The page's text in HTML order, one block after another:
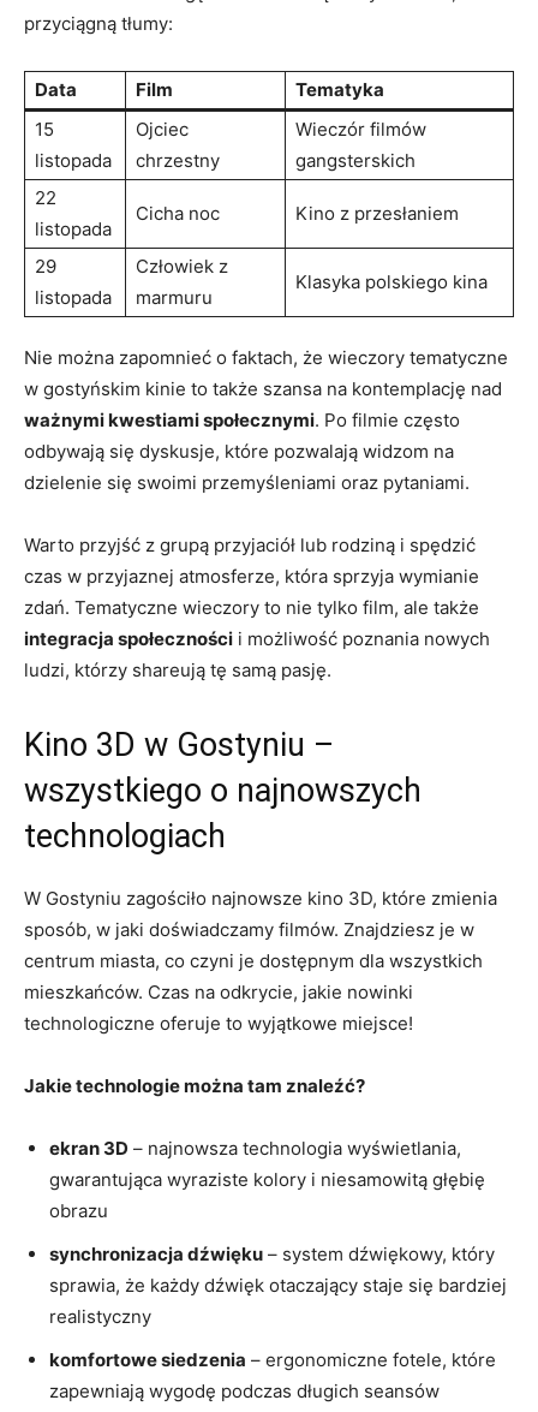
przyciągną tłumy:
Data Film
Tematyka
15
listopada
Ojciec
chrzestny
Wieczór filmów
gangsterskich
22
listopada
Cicha noc Kino z przesłaniem
29
listopada
Człowiek z
marmuru
Klasyka polskiego kina
Nie można zapomnieć o faktach, że wieczory tematyczne
w gostyńskim kinie to także szansa na kontemplację nad
ważnymi kwestiami społecznymi. Po filmie często
odbywają się dyskusje, które pozwalają widzom na
dzielenie się swoimi przemyśleniami oraz pytaniami.
Warto przyjść z grupą przyjaciół lub rodziną i spędzić
czas w przyjaznej atmosferze, która sprzyja wymianie
zdań. Tematyczne wieczory to nie tylko film, ale także
integracja społeczności i możliwość poznania nowych
ludzi, którzy shareują tę samą pasję.
Kino 3D w Gostyniu –
wszystkiego o najnowszych
technologiach
W Gostyniu zagościło najnowsze kino 3D, które zmienia
sposób, w jaki doświadczamy filmów. Znajdziesz je w
centrum miasta, co czyni je dostępnym dla wszystkich
mieszkańców. Czas na odkrycie, jakie nowinki
technologiczne oferuje to wyjątkowe miejsce!
Jakie technologie można tam znaleźć?
ekran 3D – najnowsza technologia wyświetlania,
gwarantująca wyraziste kolory i niesamowitą głębię
obrazu
synchronizacja dźwięku – system dźwiękowy, który
sprawia, że każdy dźwięk otaczający staje się bardziej
realistyczny
komfortowe siedzenia – ergonomiczne fotele, które
zapewniają wygodę podczas długich seansów